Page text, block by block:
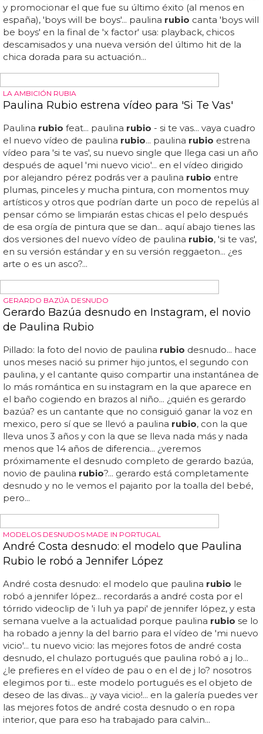
Y ANA ROSA QUINTANA LE RECLAMA DINERO
Paulina Rubio canta 'Boys Will Be Boys' en la
final de 'X Factor' USA
Euros a paulinarubioen los tribunales, según cuenta
aurelio manzano en vanitatis... va a tener el mismo éxito
que los participantes del ot de pilarrubio ... así "cantó"
anoche paulinarubio'boys will be boys' en la final de 'x
factor' usa 2013... si al final los rumores serán ciertos y será
paulinarubioaprovechaba su status de jueza para actuar
y promocionar el que fue su último éxito (al menos en
españa), 'boys will be boys'... paulina
descamisados y una nueva versión del último hit de la
chica dorada para su actuación...
LA AMBICIÓN RUBIA
Paulina Rubio estrena vídeo para 'Si Te Vas'
Paulinarubiofeat... paulinarubio - si te vas... vaya cuadro
el nuevo vídeo de paulinarubio... paulina rubio estrena
vídeo para 'si te vas', su nuevo single que llega casi un año
después de aquel 'mi nuevo vicio'... en el vídeo dirigido
por alejandro pérez podrás ver a paulinarubioentre
plumas, pinceles y mucha pintura, con momentos muy
artísticos y otros que podrían darte un poco de repelús al
pensar cómo se limpiarán estas chicas el pelo después
de esa orgía de pintura que se dan... aquí abajo tienes las
dos versiones del nuevo vídeo de paulinarubio, 'si te vas',
en su versión estándar y en su versión reggaeton... ¿es
arte o es un asco?...